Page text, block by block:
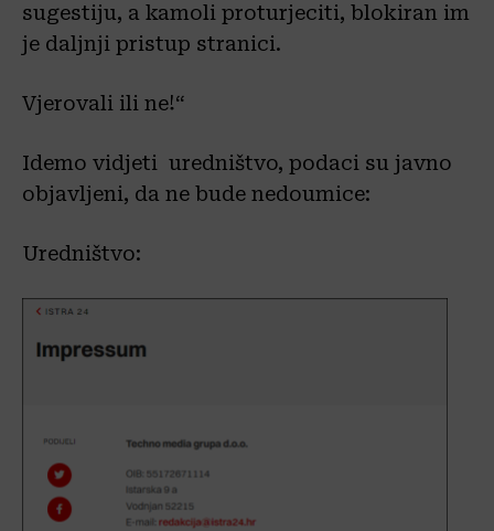
sugestiju, a kamoli proturjeciti, blokiran im
je daljnji pristup stranici.
Vjerovali ili ne!“
Idemo vidjeti uredništvo, podaci su javno
objavljeni, da ne bude nedoumice:
Uredništvo: